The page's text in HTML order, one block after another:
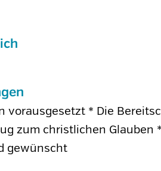
* Die
zum christlichen Glauben
gewünscht